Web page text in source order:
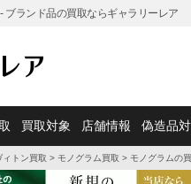
ランド品の買取ならギャラリーレア
買取対象 店舗情報 偽造品
ィトン買取 > モノグラム買取 > モノグラムの